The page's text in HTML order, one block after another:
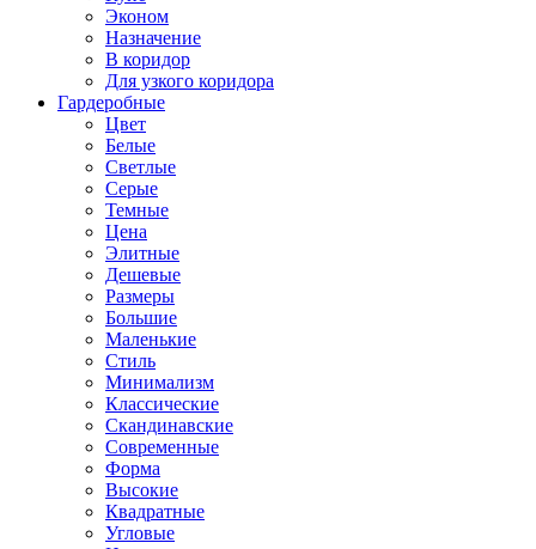
Эконом
Назначение
В коридор
Для узкого коридора
Гардеробные
Цвет
Белые
Светлые
Серые
Темные
Цена
Элитные
Дешевые
Размеры
Большие
Маленькие
Стиль
Минимализм
Классические
Скандинавские
Современные
Форма
Высокие
Квадратные
Угловые